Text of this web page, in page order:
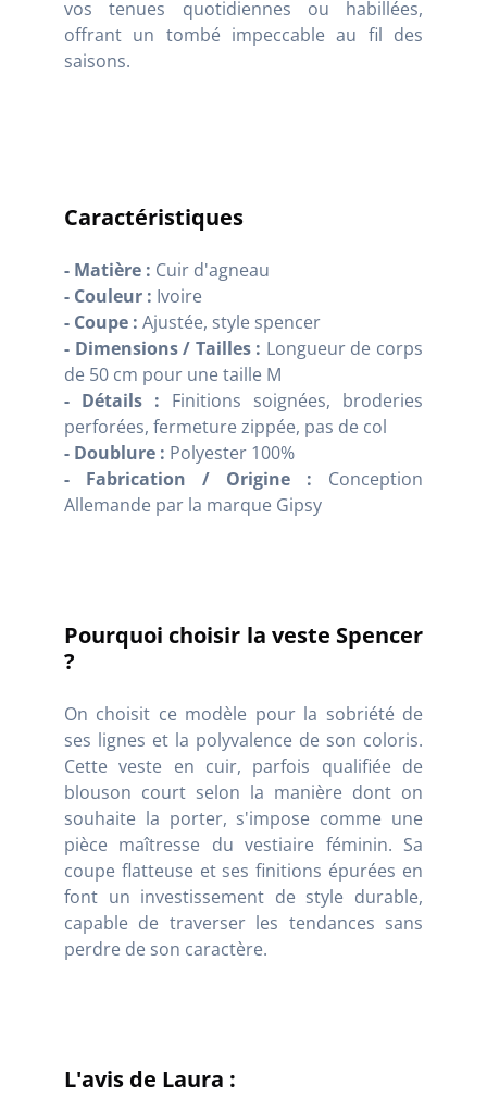
vos tenues quotidiennes ou habillées,
offrant un tombé impeccable au fil des
saisons.
Caractéristiques
- Matière : Cuir d'agneau
- Couleur : Ivoire
- Coupe : Ajustée, style spencer
- Dimensions / Tailles : Longueur de corps
de 50 cm pour une taille M
- Détails : Finitions soignées, broderies
perforées, fermeture zippée, pas de col
- Doublure : Polyester 100%
- Fabrication / Origine : Conception
Allemande par la marque Gipsy
Pourquoi choisir la veste Spencer
?
On choisit ce modèle pour la sobriété de
ses lignes et la polyvalence de son coloris.
Cette veste en cuir, parfois qualifiée de
blouson court selon la manière dont on
souhaite la porter, s'impose comme une
pièce maîtresse du vestiaire féminin. Sa
coupe flatteuse et ses finitions épurées en
font un investissement de style durable,
capable de traverser les tendances sans
perdre de son caractère.
L'avis de Laura :